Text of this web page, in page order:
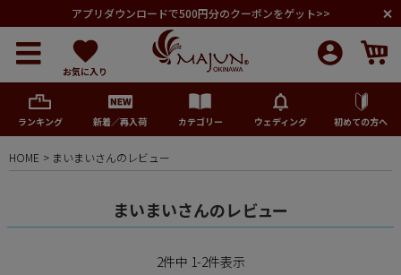
アプリダウンロードで500円分のクーポンをゲット>>
お気に入り
ランキング 新着／再入荷 カテゴリー ウェディング 初めての方へ
メンズ
HOME まいまいさんのレビュー
まいまいさんのレビュー
2件中 1-2件表示